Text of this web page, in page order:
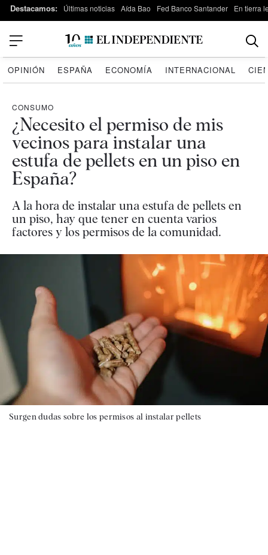
Destacamos: Últimas noticias Aída Bao Fed Banco Santander En tierra
OPINIÓN ESPAÑA ECONOMÍA INTERNACIONAL
CONSUMO
¿Necesito el permiso de mis
vecinos para instalar una
estufa de pellets en un piso en
España?
A la hora de instalar una estufa de pellets en
un piso, hay que tener en cuenta varios
factores y los permisos de la comunidad.
Surgen dudas sobre los permisos al instalar pellets